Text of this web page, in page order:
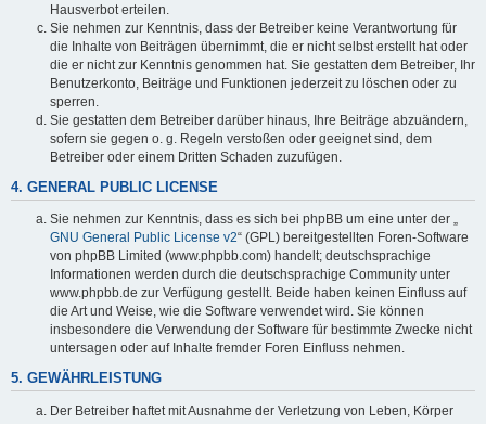
Hausverbot erteilen.
Sie nehmen zur Kenntnis, dass der Betreiber keine Verantwortung für
die Inhalte von Beiträgen übernimmt, die er nicht selbst erstellt hat oder
die er nicht zur Kenntnis genommen hat. Sie gestatten dem Betreiber, Ihr
Benutzerkonto, Beiträge und Funktionen jederzeit zu löschen oder zu
sperren.
Sie gestatten dem Betreiber darüber hinaus, Ihre Beiträge abzuändern,
sofern sie gegen o. g. Regeln verstoßen oder geeignet sind, dem
Betreiber oder einem Dritten Schaden zuzufügen.
4. GENERAL PUBLIC LICENSE
Sie nehmen zur Kenntnis, dass es sich bei phpBB um eine unter der „
GNU General Public License v2“ (GPL) bereitgestellten Foren-Software
von phpBB Limited (www.phpbb.com) handelt; deutschsprachige
Informationen werden durch die deutschsprachige Community unter
www.phpbb.de zur Verfügung gestellt. Beide haben keinen Einfluss auf
die Art und Weise, wie die Software verwendet wird. Sie können
insbesondere die Verwendung der Software für bestimmte Zwecke nicht
untersagen oder auf Inhalte fremder Foren Einfluss nehmen.
5. GEWÄHRLEISTUNG
Der Betreiber haftet mit Ausnahme der Verletzung von Leben, Körper